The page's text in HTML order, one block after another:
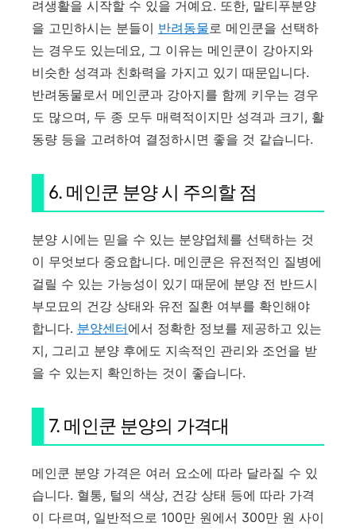
려생활을 시작할 수 있을 거예요. 또한, 말티푸분양
을 고민하시는 분들이 반려동물 로 메인쿤을 선택하
는 경우도 있는데요, 그 이유는 메인쿤이 강아지와
비슷한 성격과 친화력을 가지고 있기 때문입니다.
반려동물로서 메인쿤과 강아지를 함께 키우는 경우
도 많으며, 두 종 모두 매력적이지만 성격과 크기, 활
동량 등을 고려하여 결정하시면 좋을 것 같습니다.
6. 메인쿤 분양 시 주의할 점
분양 시에는 믿을 수 있는 분양업체를 선택하는 것
이 무엇보다 중요합니다. 메인쿤은 유전적인 질병에
걸릴 수 있는 가능성이 있기 때문에 분양 전 반드시
부모묘의 건강 상태와 유전 질환 여부를 확인해야
합니다. 분양센터에서 정확한 정보를 제공하고 있는
지, 그리고 분양 후에도 지속적인 관리와 조언을 받
을 수 있는지 확인하는 것이 좋습니다.
7. 메인쿤 분양의 가격대
메인쿤 분양 가격은 여러 요소에 따라 달라질 수 있
습니다. 혈통, 털의 색상, 건강 상태 등에 따라 가격
이 다르며, 일반적으로 100만 원에서 300만 원 사이